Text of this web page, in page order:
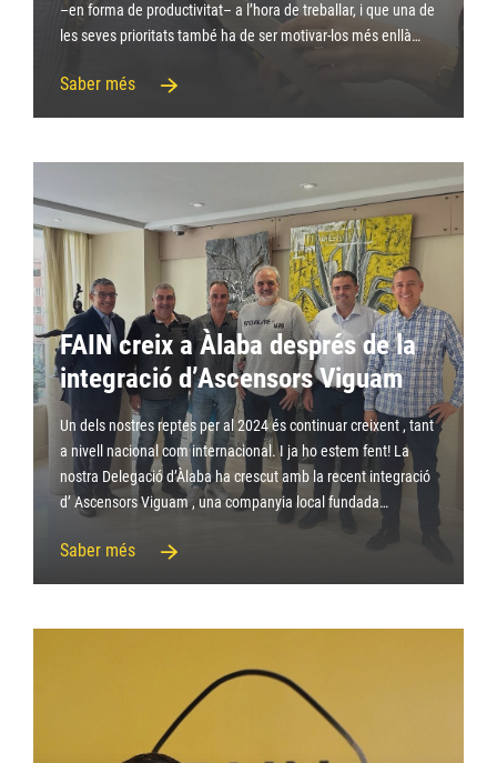
–en forma de productivitat– a l’hora de treballar, i que una de
les seves prioritats també ha de ser motivar-los més enllà…
Saber més
FAIN creix a Àlaba després de la
integració d’Ascensors Viguam
Un dels nostres reptes per al 2024 és continuar creixent , tant
a nivell nacional com internacional. I ja ho estem fent! La
nostra Delegació d’Àlaba ha crescut amb la recent integració
d’ Ascensors Viguam , una companyia local fundada…
Saber més